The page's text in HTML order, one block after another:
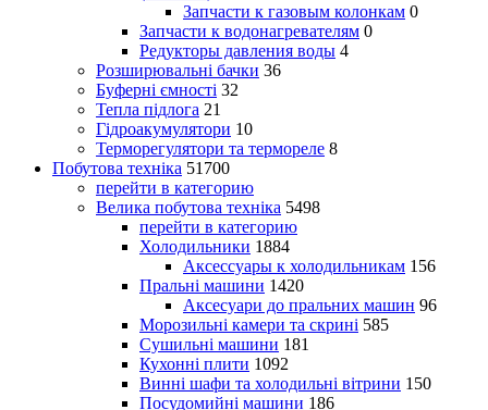
Запчасти к газовым колонкам 0
Запчасти к водонагревателям 0
Редукторы давления воды 4
Розширювальні бачки 36
Буферні ємності 32
Тепла підлога 21
Гідроакумулятори 10
Терморегулятори та термореле 8
Побутова техніка 51700
перейти в категорию
Велика побутова техніка 5498
перейти в категорию
Холодильники 1884
Аксессуары к холодильникам 156
Пральні машини 1420
Аксесуари до пральних машин 96
Морозильні камери та скрині 585
Сушильні машини 181
Кухонні плити 1092
Винні шафи та холодильні вітрини 150
Посудомийні машини 186